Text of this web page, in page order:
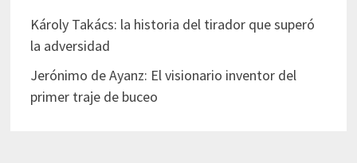
Károly Takács: la historia del tirador que superó
la adversidad
Jerónimo de Ayanz: El visionario inventor del
primer traje de buceo